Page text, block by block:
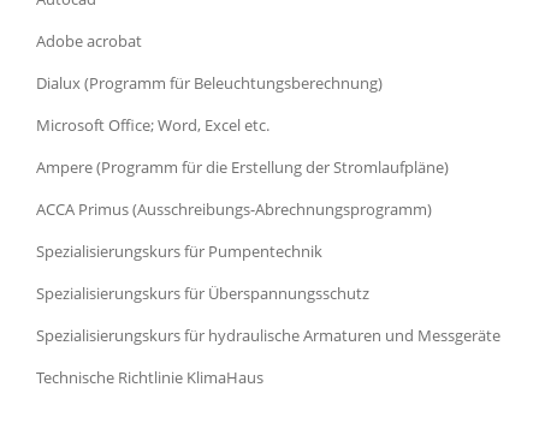
Adobe acrobat
Dialux (Programm für Beleuchtungsberechnung)
Microsoft Office; Word, Excel etc.
Ampere (Programm für die Erstellung der Stromlaufpläne)
ACCA Primus (Ausschreibungs-Abrechnungsprogramm)
Spezialisierungskurs für Pumpentechnik
Spezialisierungskurs für Überspannungsschutz
Spezialisierungskurs für hydraulische Armaturen und Messgeräte
Technische Richtlinie KlimaHaus